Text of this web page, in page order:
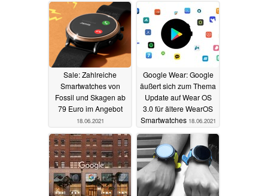
21.06.2021
Sale: Zahlreiche
Smartwatches von
Fossil und Skagen ab
79 Euro im Angebot
18.06.2021
Google Wear: Google
äußert sich zum Thema
Update auf Wear OS
3.0 für ältere WearOS
Smartwatches 18.06.2021